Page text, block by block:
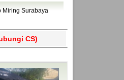
Miring Surabaya
CS)